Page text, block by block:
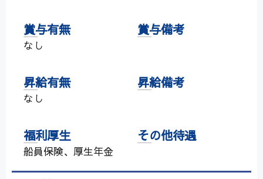
賞与有無
なし
賞与備考
昇給有無
なし
昇給備考
福利厚生
船員保険、厚生年金
その他待遇